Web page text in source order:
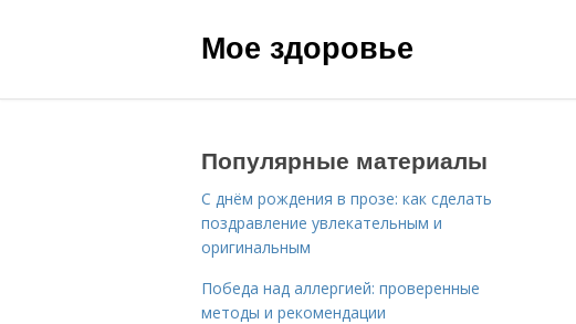
Мое здоровье
Популярные материалы
С днём рождения в прозе: как сделать
поздравление увлекательным и
оригинальным
Победа над аллергией: проверенные
методы и рекомендации